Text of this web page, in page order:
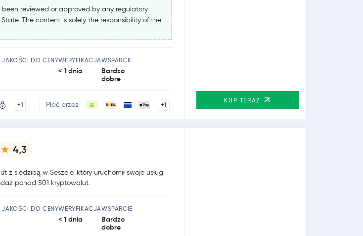
been reviewed or approved by any regulatory
The content is solely the responsibility of the
JAKOŚCI DO CENYWERYFIKACJA
< 1 dnia
WSPARCIE
Bardzo
dobre
+1 Płać przez +1
KUP TERAZ
4,3
z siedzibą w Seszele, który uruchomił swoje usługi
ponad 501 kryptowalut.
JAKOŚCI DO CENYWERYFIKACJA
< 1 dnia
WSPARCIE
Bardzo
dobre